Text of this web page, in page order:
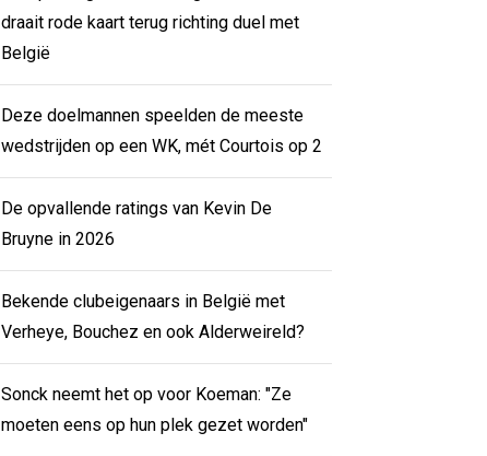
draait rode kaart terug richting duel met
België
Deze doelmannen speelden de meeste
wedstrijden op een WK, mét Courtois op 2
De opvallende ratings van Kevin De
Bruyne in 2026
Bekende clubeigenaars in België met
Verheye, Bouchez en ook Alderweireld?
Sonck neemt het op voor Koeman: "Ze
moeten eens op hun plek gezet worden"